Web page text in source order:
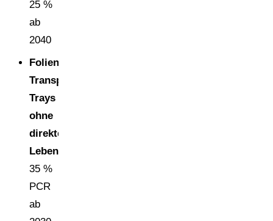
25 %
ab
2040
Folien,
Transportbeutel,
Trays
ohne
direkten
Lebensmittelkontakt
35 %
PCR
ab